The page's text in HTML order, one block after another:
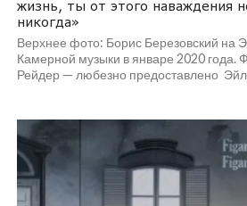
жизнь, ты от этого наваждения
никогда»
Верхнее фото: Борис Березовский на
Камерной музыки в январе 2020
Рейдер — любезно предоставлено